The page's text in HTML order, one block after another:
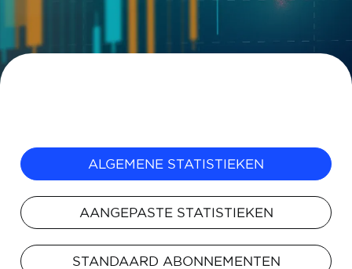
ALGEMENE STATISTIEKEN
AANGEPASTE STATISTIEKEN
STANDAARD ABONNEMENTEN